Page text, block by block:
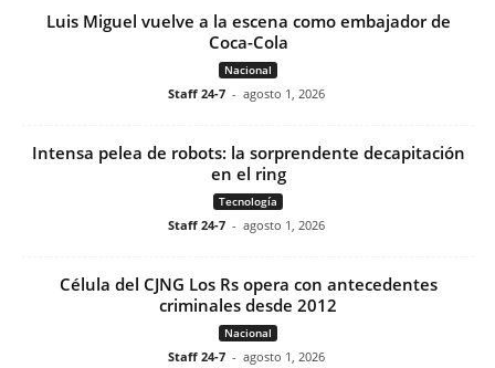
Luis Miguel vuelve a la escena como embajador de
Coca-Cola
Nacional
Staff 24-7 - agosto 1, 2026
Intensa pelea de robots: la sorprendente decapitación
en el ring
Tecnología
Staff 24-7 - agosto 1, 2026
Célula del CJNG Los Rs opera con antecedentes
criminales desde 2012
Nacional
Staff 24-7 - agosto 1, 2026